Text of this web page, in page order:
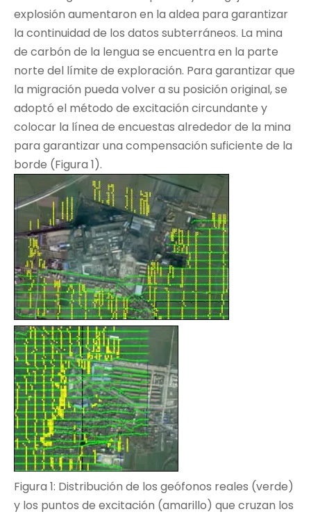
explosión aumentaron en la aldea para garantizar
la continuidad de los datos subterráneos. La mina
de carbón de la lengua se encuentra en la parte
norte del límite de exploración. Para garantizar que
la migración pueda volver a su posición original, se
adoptó el método de excitación circundante y
colocar la línea de encuestas alrededor de la mina
para garantizar una compensación suficiente de la
borde (Figura 1).
Figura 1: Distribución de los geófonos reales (verde)
y los puntos de excitación (amarillo) que cruzan los